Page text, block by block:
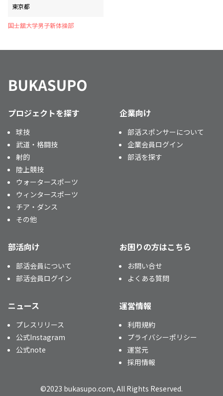
東京都
国士舘大学男子新体操部
プロジェクトを探す
球技
武道・格闘技
射的
陸上競技
ウォータースポーツ
ウィンタースポーツ
チア・ダンス
その他
企業向け
部活スポンサーについて
企業会員ログイン
部活を探す
部活向け
部活会員について
部活会員ログイン
お困りの方はこちら
お問い合せ
よくある質問
ニュース
プレスリリース
公式Instagram
公式note
運営情報
利用規約
プライバシーポリシー
運営元
採用情報
©2023 bukasupo.com, All Rights Reserved.